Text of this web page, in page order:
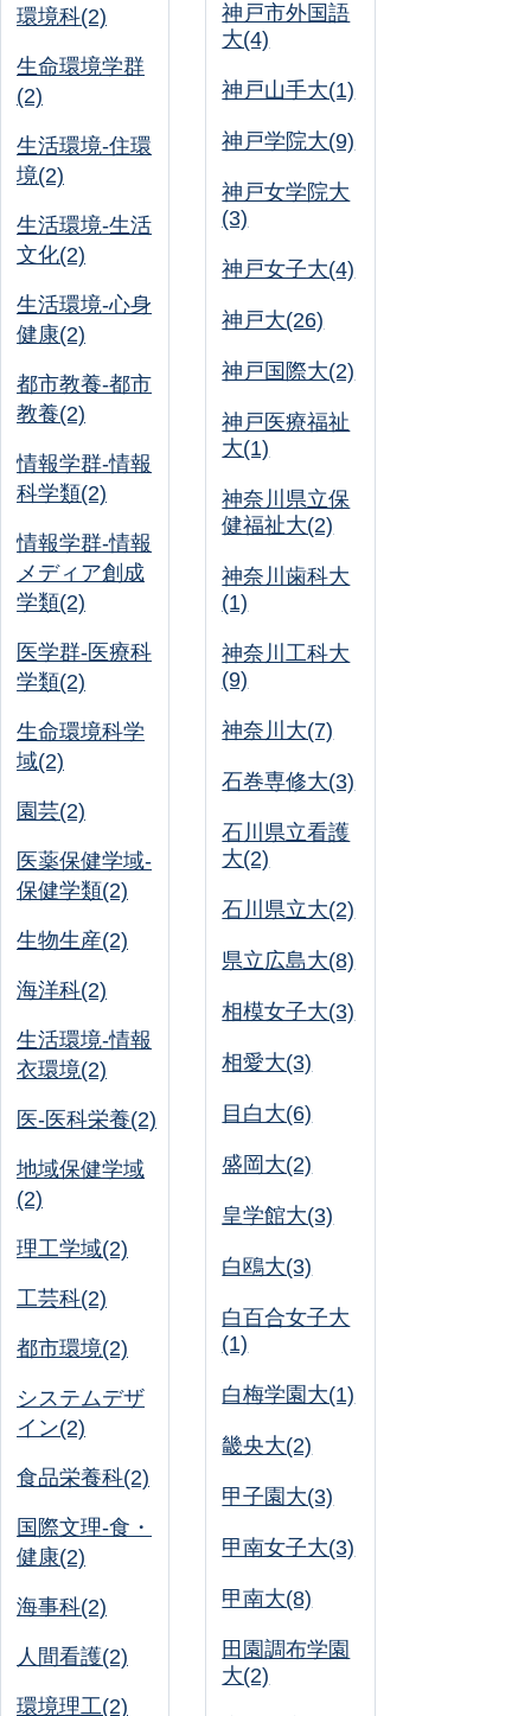
環境科(2)
生命環境学群
(2)
生活環境-住環
境(2)
生活環境-生活
文化(2)
生活環境-心身
健康(2)
都市教養-都市
教養(2)
情報学群-情報
科学類(2)
情報学群-情報
メディア創成
学類(2)
医学群-医療科
学類(2)
生命環境科学
域(2)
園芸(2)
医薬保健学域-
保健学類(2)
生物生産(2)
海洋科(2)
生活環境-情報
衣環境(2)
医-医科栄養(2)
地域保健学域
(2)
理工学域(2)
工芸科(2)
都市環境(2)
システムデザ
イン(2)
食品栄養科(2)
国際文理-食・
健康(2)
海事科(2)
人間看護(2)
環境理工(2)
神戸市外国語
大(4)
神戸山手大(1)
神戸学院大(9)
神戸女学院大
(3)
神戸女子大(4)
神戸大(26)
神戸国際大(2)
神戸医療福祉
大(1)
神奈川県立保
健福祉大(2)
神奈川歯科大
(1)
神奈川工科大
(9)
神奈川大(7)
石巻専修大(3)
石川県立看護
大(2)
石川県立大(2)
県立広島大(8)
相模女子大(3)
相愛大(3)
目白大(6)
盛岡大(2)
皇学館大(3)
白鴎大(3)
白百合女子大
(1)
白梅学園大(1)
畿央大(2)
甲子園大(3)
甲南女子大(3)
甲南大(8)
田園調布学園
大(2)